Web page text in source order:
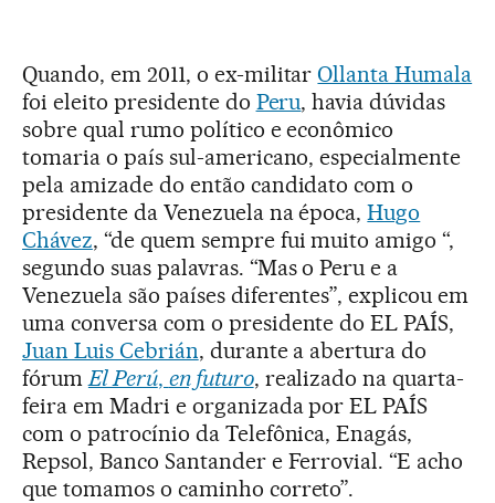
Quando, em 2011, o ex-militar Ollanta Humala
foi eleito presidente do Peru, havia dúvidas
sobre qual rumo político e econômico
tomaria o país sul-americano, especialmente
pela amizade do então candidato com o
presidente da Venezuela na época,Hugo
Chávez, “de quem sempre fui muito amigo “,
segundo suas palavras. “Mas o Peru e a
Venezuela são países diferentes”, explicou em
uma conversa com o presidente do EL PAÍS,
Juan Luis Cebrián, durante a abertura do
fórumEl Perú, en futuro, realizado na quarta-
feira em Madri e organizada por EL PAÍS
com o patrocínio da Telefônica, Enagás,
Repsol, Banco Santander e Ferrovial. “E acho
que tomamos o caminho correto”.